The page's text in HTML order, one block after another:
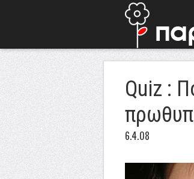
Quiz :
6.4.08